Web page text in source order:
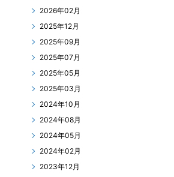
2026年02月
2025年12月
2025年09月
2025年07月
2025年05月
2025年03月
2024年10月
2024年08月
2024年05月
2024年02月
2023年12月